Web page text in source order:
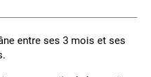
entre ses 3 mois et ses